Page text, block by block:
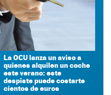
La OCU lanza un aviso a
quienes alquilen un coche
este verano: este
despiste puede costarte
cientos de euros